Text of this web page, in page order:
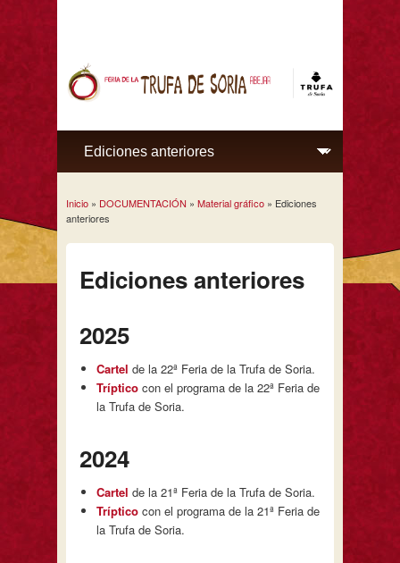
Se encuentra usted aquí
Inicio» DOCUMENTACIÓN » Material gráfico» Ediciones
anteriores
Ediciones anteriores
2025
Cartel de la 22ª Feria de la Trufa de Soria.
Tríptico con el programa de la 22ª Feria de
la Trufa de Soria.
2024
Cartel de la 21ª Feria de la Trufa de Soria.
Tríptico con el programa de la 21ª Feria de
la Trufa de Soria.